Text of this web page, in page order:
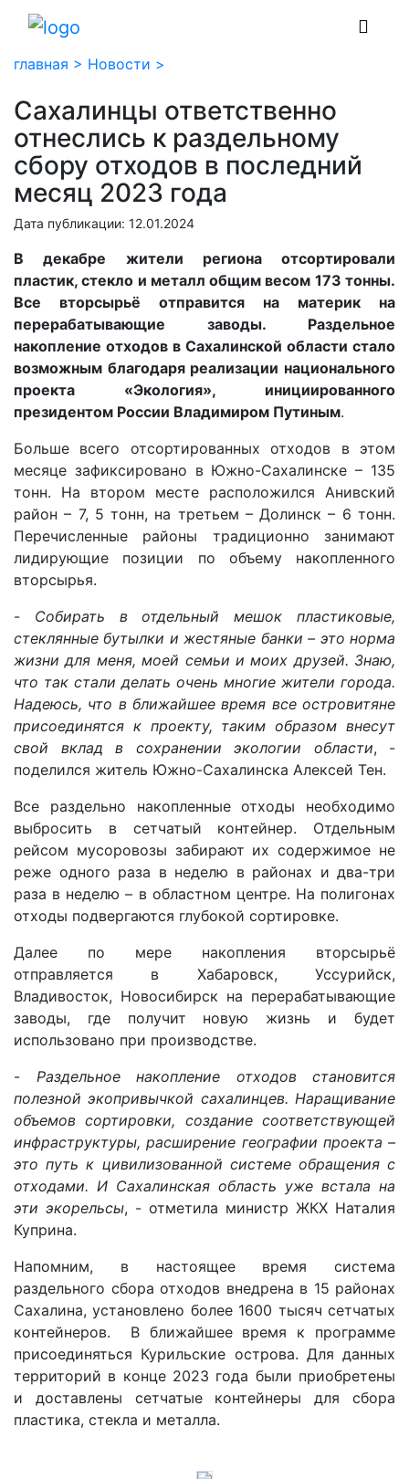
главная > Новости >
Сахалинцы ответственно
отнеслись к раздельному
сбору отходов в последний
месяц 2023 года
Дата публикации: 12.01.2024
В декабре жители региона отсортировали
пластик, стекло и металл общим весом 173 тонны.
Все вторсырьё отправится на материк на
перерабатывающие заводы. Раздельное
накопление отходов в Сахалинской области стало
возможным благодаря реализации национального
проекта «Экология», инициированного
президентом России Владимиром Путиным.
Больше всего отсортированных отходов в этом
месяце зафиксировано в Южно-Сахалинске – 135
тонн. На втором месте расположился Анивский
район – 7, 5 тонн, на третьем – Долинск – 6 тонн.
Перечисленные районы традиционно занимают
лидирующие позиции по объему накопленного
вторсырья.
- Собирать в отдельный мешок пластиковые,
стеклянные бутылки и жестяные банки – это норма
жизни для меня, моей семьи и моих друзей. Знаю,
что так стали делать очень многие жители города.
Надеюсь, что в ближайшее время все островитяне
присоединятся к проекту, таким образом внесут
свой вклад в сохранении экологии области, -
поделился житель Южно-Сахалинска Алексей Тен.
Все раздельно накопленные отходы необходимо
выбросить в сетчатый контейнер. Отдельным
рейсом мусоровозы забирают их содержимое не
реже одного раза в неделю в районах и два-три
раза в неделю – в областном центре. На полигонах
отходы подвергаются глубокой сортировке.
Далее по мере накопления вторсырьё
отправляется в Хабаровск, Уссурийск,
Владивосток, Новосибирск на перерабатывающие
заводы, где получит новую жизнь и будет
использовано при производстве.
- Раздельное накопление отходов становится
полезной экопривычкой сахалинцев. Наращивание
объемов сортировки, создание соответствующей
инфраструктуры, расширение географии проекта –
это путь к цивилизованной системе обращения с
отходами. И Сахалинская область уже встала на
эти экорельсы, - отметила министр ЖКХ Наталия
Куприна.
Напомним, в настоящее время система
раздельного сбора отходов внедрена в 15 районах
Сахалина, установлено более 1600 тысяч сетчатых
контейнеров. В ближайшее время к программе
присоединяться Курильские острова. Для данных
территорий в конце 2023 года были приобретены
и доставлены сетчатые контейнеры для сбора
пластика, стекла и металла.